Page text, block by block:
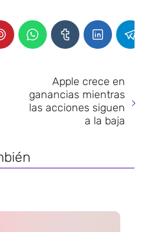
Apple crece en
ganancias mientras
las acciones siguen
a la baja